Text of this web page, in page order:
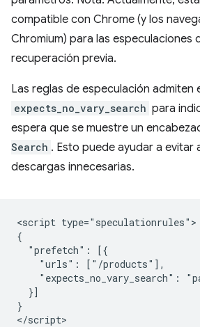
compatible con Chrome (y los
Chromium) para las especulaciones
recuperación previa.
Las reglas de especulación admiten
expects_no_vary_search para
espera que se muestre un
Search . Esto puede ayudar a evitar
descargas innecesarias.
<script type="speculationrules">
{
  "prefetch": [{
    "urls": ["/products"],
"expects_no_vary_search":
  }]
}
</script>